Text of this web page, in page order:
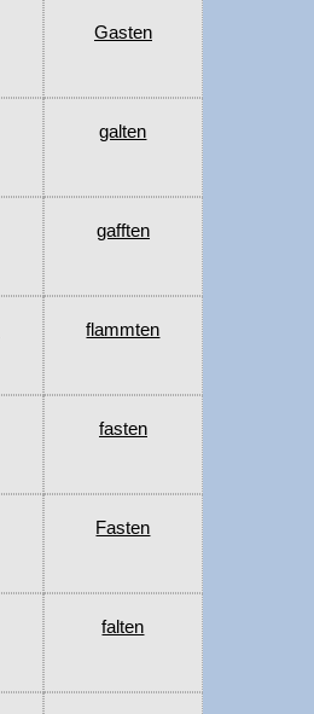
Gasten
galten
gafften
flammten
fasten
Fasten
falten